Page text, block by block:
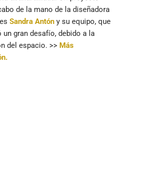
de la mano de la diseñadora
Sandra Antón y su equipo, que
un gran desafío, debido a la
del espacio. >> Más